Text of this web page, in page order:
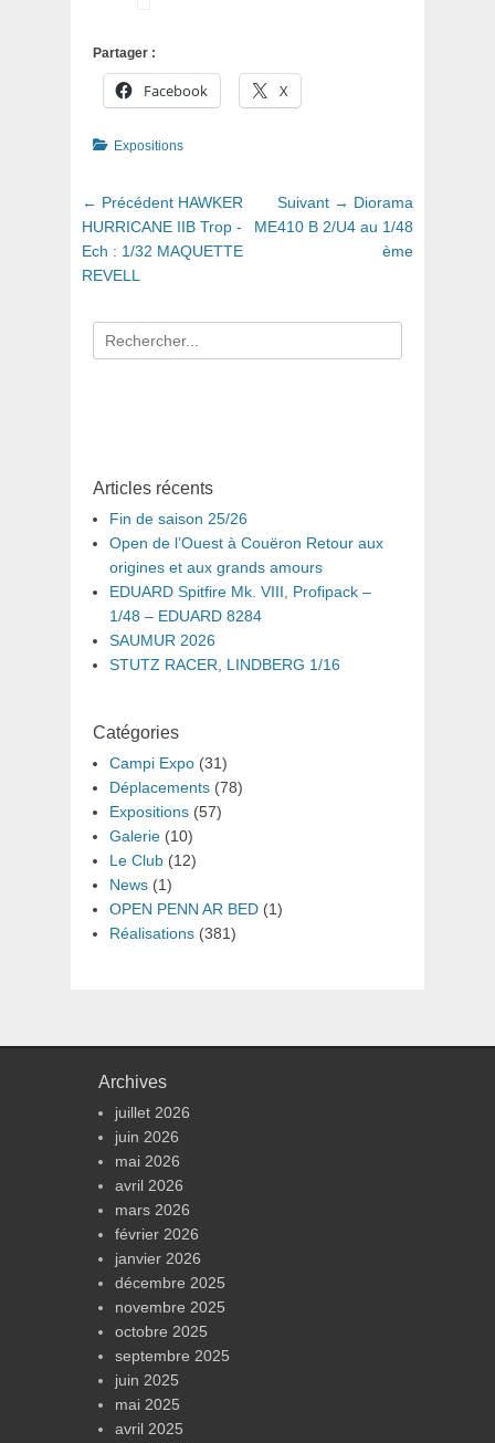
Partager :
Facebook X
Catégories
Expositions
Navigation
de
l’article
← Précédent Article
précédent
:
HAWKER
HURRICANE IIB Trop -
Ech : 1/32 MAQUETTE
REVELL
Suivant → Article
suivant
Diorama
ME410 B 2/U4 au 1/48
ème
Recherche
pour
Articles récents
Fin de saison 25/26
Open de l’Ouest à Couëron Retour aux
origines et aux grands amours
EDUARD Spitfire Mk. VIII, Profipack –
1/48 – EDUARD 8284
SAUMUR 2026
STUTZ RACER, LINDBERG 1/16
Catégories
Campi Expo (31)
Déplacements (78)
Expositions (57)
Galerie (10)
Le Club (12)
News (1)
OPEN PENN AR BED (1)
Réalisations (381)
Archives
juillet 2026
juin 2026
mai 2026
avril 2026
mars 2026
février 2026
janvier 2026
décembre 2025
novembre 2025
octobre 2025
septembre 2025
juin 2025
mai 2025
avril 2025